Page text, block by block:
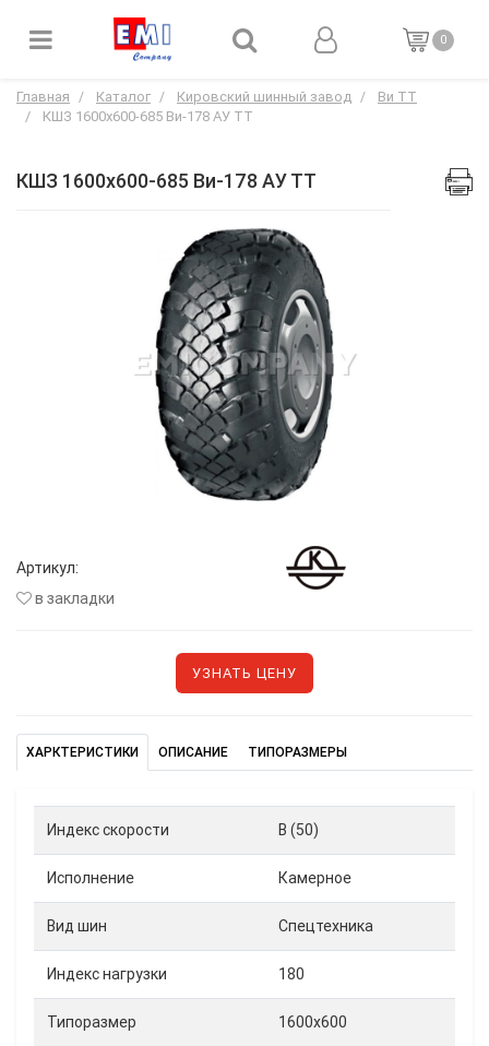
0
Главная Каталог Кировский шинный завод
Ви TT
КШЗ 1600х600-685 Ви-178 АУ ТТ
КШЗ 1600х600-685 Ви-178 АУ ТТ
Артикул:
в закладки
УЗНАТЬ ЦЕНУ
ХАРКТЕРИСТИКИ ОПИСАНИЕ ТИПОРАЗМЕРЫ
Индекс скорости B (50)
Исполнение Камерное
Вид шин Спецтехника
Индекс нагрузки 180
Типоразмер 1600х600